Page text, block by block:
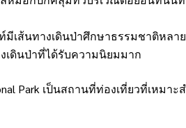
เส้นทางเดินป่าศึกษาธรรมชาติหลาย
เดินป่าที่ได้รับความนิยมมาก
Park เป็นสถานที่ท่องเที่ยวที่เหมาะ